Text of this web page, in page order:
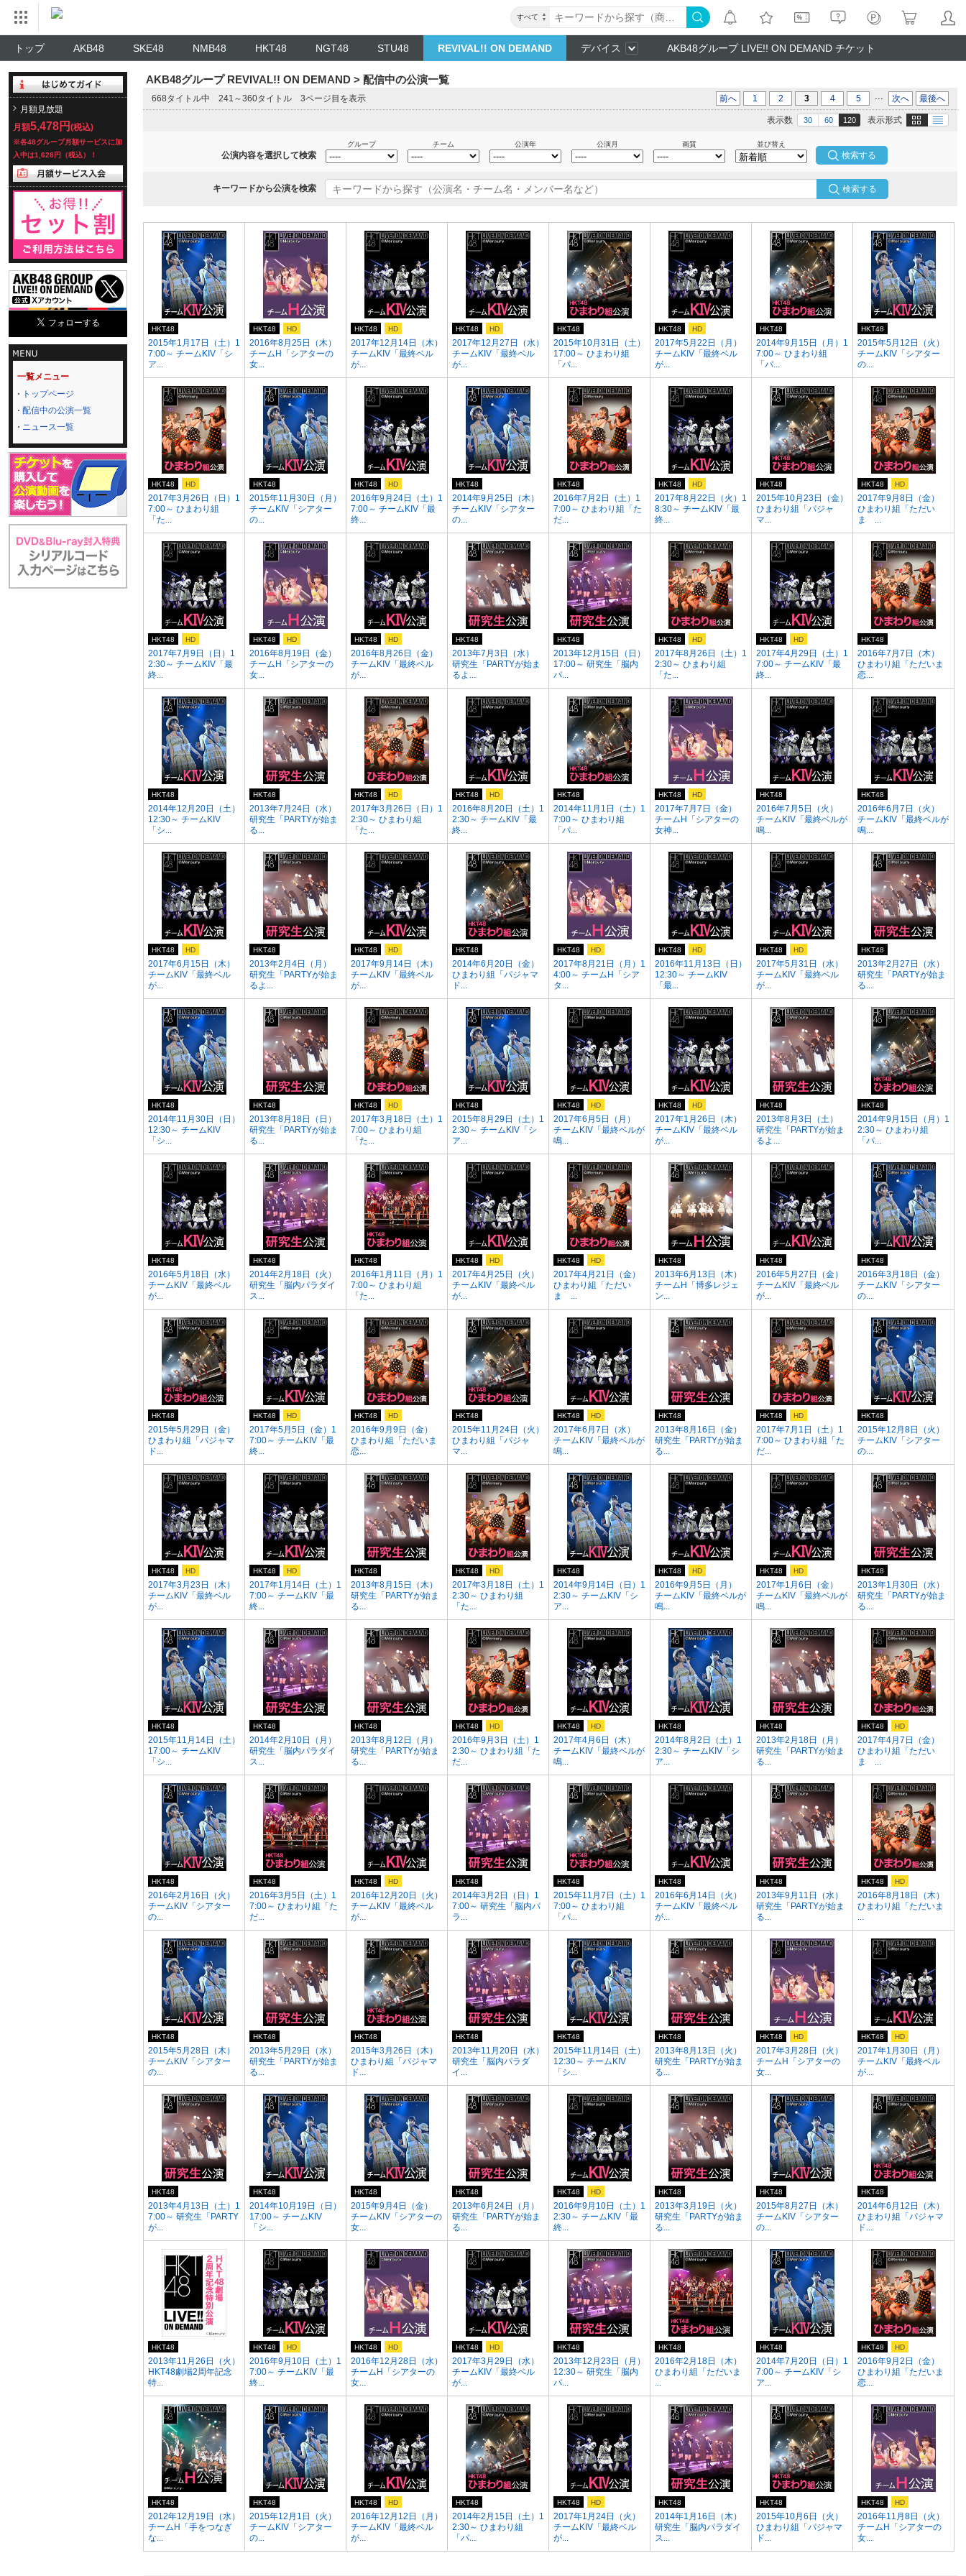
すべて
トップ AKB48 SKE48 NMB48 HKT48 NGT48 STU48 REVIVAL!! ON DEMAND デバイス AKB48グループ LIVE!! ON DEMAND チケット
月額見放題
月額5,478円 (税込)
※各48グループ月額サービスに加
入中は1,628円（税込）！
一覧メニュー
トップページ
配信中の公演一覧
ニュース一覧
AKB48グループ REVIVAL!! ON DEMAND > 配信中の公演一覧
668タイトル中 241～360タイトル 3ページ目を表示 前へ 1 2 3 4 5 ... 次へ 最後へ
表示形式 画像 テキスト
表示数 30 60 120
公演内容を選択して検索
グループ チーム 公演年 公演月 画質 並び替え
キーワードから公演を検索 検索する
2015年1月17日（土）1
7:00～ チームKIV「シ
ア...
HKT48
2016年8月25日（木）
チームH「シアターの
女...
HKT48 HD
2017年12月14日（木）
チームKIV「最終ベル
が...
HKT48 HD
2017年12月27日（水）
チームKIV「最終ベル
が...
HKT48 HD
2015年10月31日（土）
17:00～ ひまわり組
「パ...
HKT48
2017年5月22日（月）
チームKIV「最終ベル
が...
HKT48 HD
2014年9月15日（月）1
7:00～ ひまわり組
「パ...
HKT48
2015年5月12日（火）
チームKIV「シアター
の...
HKT48
2017年3月26日（日）1
7:00～ ひまわり組
「た...
HKT48 HD
2015年11月30日（月）
チームKIV「シアター
の...
HKT48
2016年9月24日（土）1
7:00～ チームKIV「最
終...
HKT48 HD
2014年9月25日（木）
チームKIV「シアター
の...
HKT48
2016年7月2日（土）1
7:00～ ひまわり組「た
だ...
HKT48
2017年8月22日（火）1
8:30～ チームKIV「最
終...
HKT48 HD
2015年10月23日（金）
ひまわり組「パジャ
マ...
HKT48
2017年9月8日（金）
ひまわり組「ただい
ま ...
HKT48 HD
2017年7月9日（日）1
2:30～ チームKIV「最
終...
HKT48 HD
2016年8月19日（金）
チームH「シアターの
女...
HKT48 HD
2016年8月26日（金）
チームKIV「最終ベル
が...
HKT48 HD
2013年7月3日（水）
研究生「PARTYが始ま
るよ...
HKT48
2013年12月15日（日）
17:00～ 研究生「脳内
パ...
HKT48
2017年8月26日（土）1
2:30～ ひまわり組
「た...
HKT48 HD
2017年4月29日（土）1
7:00～ チームKIV「最
終...
HKT48 HD
2016年7月7日（木）
ひまわり組「ただいま
恋...
HKT48
2014年12月20日（土）
12:30～ チームKIV
「シ...
HKT48
2013年7月24日（水）
研究生「PARTYが始ま
る...
HKT48
2017年3月26日（日）1
2:30～ ひまわり組
「た...
HKT48 HD
2016年8月20日（土）1
2:30～ チームKIV「最
終...
HKT48 HD
2014年11月1日（土）1
7:00～ ひまわり組
「パ...
HKT48
2017年7月7日（金）
チームH「シアターの
女神...
HKT48 HD
2016年7月5日（火）
チームKIV「最終ベルが
鳴...
HKT48
2016年6月7日（火）
チームKIV「最終ベルが
鳴...
HKT48
2017年6月15日（木）
チームKIV「最終ベル
が...
HKT48 HD
2013年2月4日（月）
研究生「PARTYが始ま
るよ...
HKT48
2017年9月14日（木）
チームKIV「最終ベル
が...
HKT48 HD
2014年6月20日（金）
ひまわり組「パジャマ
ド...
HKT48
2017年8月21日（月）1
4:00～ チームH「シア
タ...
HKT48 HD
2016年11月13日（日）
12:30～ チームKIV
「最...
HKT48 HD
2017年5月31日（水）
チームKIV「最終ベル
が...
HKT48 HD
2013年2月27日（水）
研究生「PARTYが始ま
る...
HKT48
2014年11月30日（日）
12:30～ チームKIV
「シ...
HKT48
2013年8月18日（日）
研究生「PARTYが始ま
る...
HKT48
2017年3月18日（土）1
7:00～ ひまわり組
「た...
HKT48 HD
2015年8月29日（土）1
2:30～ チームKIV「シ
ア...
HKT48
2017年6月5日（月）
チームKIV「最終ベルが
鳴...
HKT48 HD
2017年1月26日（木）
チームKIV「最終ベル
が...
HKT48 HD
2013年8月3日（土）
研究生「PARTYが始ま
るよ...
HKT48
2014年9月15日（月）1
2:30～ ひまわり組
「パ...
HKT48
2016年5月18日（水）
チームKIV「最終ベル
が...
HKT48
2014年2月18日（火）
研究生「脳内パラダイ
ス...
HKT48
2016年1月11日（月）1
7:00～ ひまわり組
「た...
HKT48
2017年4月25日（火）
チームKIV「最終ベル
が...
HKT48 HD
2017年4月21日（金）
ひまわり組「ただい
ま ...
HKT48 HD
2013年6月13日（木）
チームH「博多レジェ
ン...
HKT48
2016年5月27日（金）
チームKIV「最終ベル
が...
HKT48
2016年3月18日（金）
チームKIV「シアター
の...
HKT48
2015年5月29日（金）
ひまわり組「パジャマ
ド...
HKT48
2017年5月5日（金）1
7:00～ チームKIV「最
終...
HKT48 HD
2016年9月9日（金）
ひまわり組「ただいま
恋...
HKT48 HD
2015年11月24日（火）
ひまわり組「パジャ
マ...
HKT48
2017年6月7日（水）
チームKIV「最終ベルが
鳴...
HKT48 HD
2013年8月16日（金）
研究生「PARTYが始ま
る...
HKT48
2017年7月1日（土）1
7:00～ ひまわり組「た
だ...
HKT48 HD
2015年12月8日（火）
チームKIV「シアター
の...
HKT48
2017年3月23日（木）
チームKIV「最終ベル
が...
HKT48 HD
2017年1月14日（土）1
7:00～ チームKIV「最
終...
HKT48 HD
2013年8月15日（木）
研究生「PARTYが始ま
る...
HKT48
2017年3月18日（土）1
2:30～ ひまわり組
「た...
HKT48 HD
2014年9月14日（日）1
2:30～ チームKIV「シ
ア...
HKT48
2016年9月5日（月）
チームKIV「最終ベルが
鳴...
HKT48 HD
2017年1月6日（金）
チームKIV「最終ベルが
鳴...
HKT48 HD
2013年1月30日（水）
研究生「PARTYが始ま
る...
HKT48
2015年11月14日（土）
17:00～ チームKIV
「シ...
HKT48
2014年2月10日（月）
研究生「脳内パラダイ
ス...
HKT48
2013年8月12日（月）
研究生「PARTYが始ま
る...
HKT48
2016年9月3日（土）1
2:30～ ひまわり組「た
だ...
HKT48 HD
2017年4月6日（木）
チームKIV「最終ベルが
鳴...
HKT48 HD
2014年8月2日（土）1
2:30～ チームKIV「シ
ア...
HKT48
2013年2月18日（月）
研究生「PARTYが始ま
る...
HKT48
2017年4月7日（金）
ひまわり組「ただい
ま ...
HKT48 HD
2016年2月16日（火）
チームKIV「シアター
の...
HKT48
2016年3月5日（土）1
7:00～ ひまわり組「た
だ...
HKT48
2016年12月20日（火）
チームKIV「最終ベル
が...
HKT48 HD
2014年3月2日（日）1
7:00～ 研究生「脳内パ
ラ...
HKT48
2015年11月7日（土）1
7:00～ ひまわり組
「パ...
HKT48
2016年6月14日（火）
チームKIV「最終ベル
が...
HKT48
2013年9月11日（水）
研究生「PARTYが始ま
る...
HKT48
2016年8月18日（木）
ひまわり組「ただいま
...
HKT48 HD
2015年5月28日（木）
チームKIV「シアター
の...
HKT48
2013年5月29日（水）
研究生「PARTYが始ま
る...
HKT48
2015年3月26日（木）
ひまわり組「パジャマ
ド...
HKT48
2013年11月20日（水）
研究生「脳内パラダ
イ...
HKT48
2015年11月14日（土）
12:30～ チームKIV
「シ...
HKT48
2013年8月13日（火）
研究生「PARTYが始ま
る...
HKT48
2017年3月28日（火）
チームH「シアターの
女...
HKT48 HD
2017年1月30日（月）
チームKIV「最終ベル
が...
HKT48 HD
2013年4月13日（土）1
7:00～ 研究生「PARTY
が...
HKT48
2014年10月19日（日）
17:00～ チームKIV
「シ...
HKT48
2015年9月4日（金）
チームKIV「シアターの
女...
HKT48
2013年6月24日（月）
研究生「PARTYが始ま
る...
HKT48
2016年9月10日（土）1
2:30～ チームKIV「最
終...
HKT48 HD
2013年3月19日（火）
研究生「PARTYが始ま
る...
HKT48
2015年8月27日（木）
チームKIV「シアター
の...
HKT48
2014年6月12日（木）
ひまわり組「パジャマ
ド...
HKT48
2013年11月26日（火）
HKT48劇場2周年記念
特...
HKT48
2016年9月10日（土）1
7:00～ チームKIV「最
終...
HKT48 HD
2016年12月28日（水）
チームH「シアターの
女...
HKT48 HD
2017年3月29日（水）
チームKIV「最終ベル
が...
HKT48 HD
2013年12月23日（月）
12:30～ 研究生「脳内
パ...
HKT48
2016年2月18日（木）
ひまわり組「ただいま
...
HKT48
2014年7月20日（日）1
7:00～ チームKIV「シ
ア...
HKT48
2016年9月2日（金）
ひまわり組「ただいま
恋...
HKT48 HD
2012年12月19日（水）
チームH「手をつなぎ
な...
HKT48
2015年12月1日（火）
チームKIV「シアター
の...
HKT48
2016年12月12日（月）
チームKIV「最終ベル
が...
HKT48 HD
2014年2月15日（土）1
2:30～ ひまわり組
「パ...
HKT48
2017年1月24日（火）
チームKIV「最終ベル
が...
HKT48 HD
2014年1月16日（木）
研究生「脳内パラダイ
ス...
HKT48
2015年10月6日（火）
ひまわり組「パジャマ
ド...
HKT48
2016年11月8日（火）
チームH「シアターの
女...
HKT48 HD